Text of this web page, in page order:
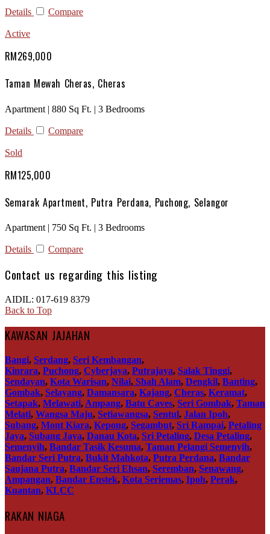
Details Compare
Active
RM269,000
Taman Mewah Cheras, Cheras
Apartment | 880 Sq Ft. | 3 Bedrooms
Details Compare
Sold
RM125,000
Semarak Apartment, Putra Perdana, Puchong, Selangor
Apartment | 750 Sq Ft. | 3 Bedrooms
Details Compare
Contact us regarding this listing
AIDIL: 017-619 8379
Back to Top
KAWASAN JAJAHAN
Bangi, Serdang, Seri Kembangan,
Kinrara, Puchong, Cyberjaya, Putrajaya, Salak Tinggi,
Sendayan, Kota Warisan, Nilai, Shah Alam, Dengkil, Banting,
Gombak, Selayang, Damansara, Kajang, Cheras, Keramat,
Setapak, Melawati, Ampang, Batu Caves, Seri Gombak, Taman
Melati, Wangsa Maju, Setiawangsa, Sentul, Jalan Ipoh,
Subang, Mont Kiara, Kepong, Segambut, Sri Rampai, Petaling
Jaya, Subang Jaya, Danau Kota, Sri Petaling, Desa Petaling,
Semenyih, Bandar Tasik Kesuma, Taman Pelangi Semenyih,
Bandar Seri Putra, Bukit Mahkota, Putra Perdana, Bandar
Saujana Putra, Bandar Seri Ehsan, Seremban, Senawang,
Ampangan, Bandar Enstek, Kota Seriemas, Ipoh, Perak,
Kuantan, KLCC
RAKAN NIAGA